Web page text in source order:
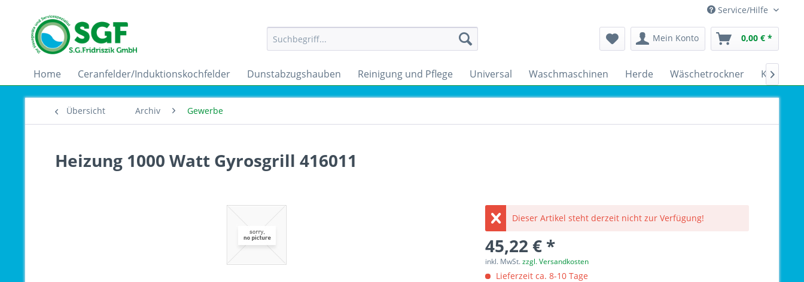
Service/Hilfe
Mein Konto 0,00 € *
Home Ceranfelder/Induktionskochfelder Dunstabzugshauben Reinigung und Pflege Universal Waschmaschinen Herde Wäschetrockner 
Übersicht Archiv Gewerbe
Heizung 1000 Watt Gyrosgrill 416011
Dieser Artikel steht derzeit nicht zur Verfügung!
45,22 € *
inkl. MwSt.zzgl. Versandkosten
Lieferzeit ca. 8-10 Tage